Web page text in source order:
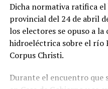
la mencionada cuenta
como también la del
subsecretarioFacundo
Franco García Sosa , ante
interactuar entre cuentas.
Dicha normativa ratifica
provincial del 24 de abril
los electores se opuso a
hidroeléctrica sobre el río
Corpus Christi.
Durante el encuentro que